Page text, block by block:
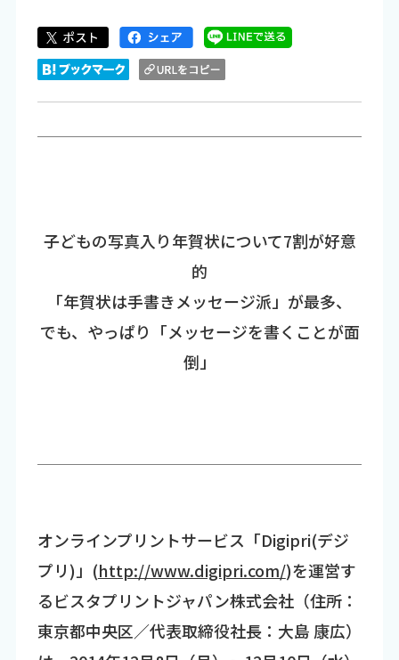
子どもの写真入り年賀状について7割が好意
的
「年賀状は手書きメッセージ派」が最多、
でも、やっぱり「メッセージを書くことが面
倒」
オンラインプリントサービス「Digipri(デジ
プリ)」(http://www.digipri.com/)を運営す
るビスタプリントジャパン株式会社（住所：
東京都中央区／代表取締役社長：大島 康広）